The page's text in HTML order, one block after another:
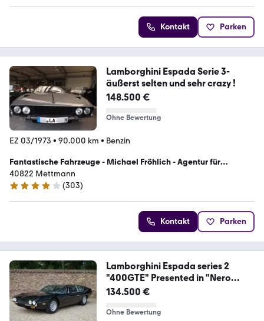
Kontakt Parken
Lamborghini Espada Serie 3-
äußerst selten und sehr crazy !
148.500 €
Ohne Bewertung
EZ 03/1973 • 90.000 km • Benzin
Fantastische Fahrzeuge - Michael Fröhlich - Agentur für
Oldtimer
40822 Mettmann
4.2 Sterne
(303)
Kontakt Parken
Lamborghini Espada series 2
"400GTE" Presented in "Nero
Cang
134.500 €
Ohne Bewertung